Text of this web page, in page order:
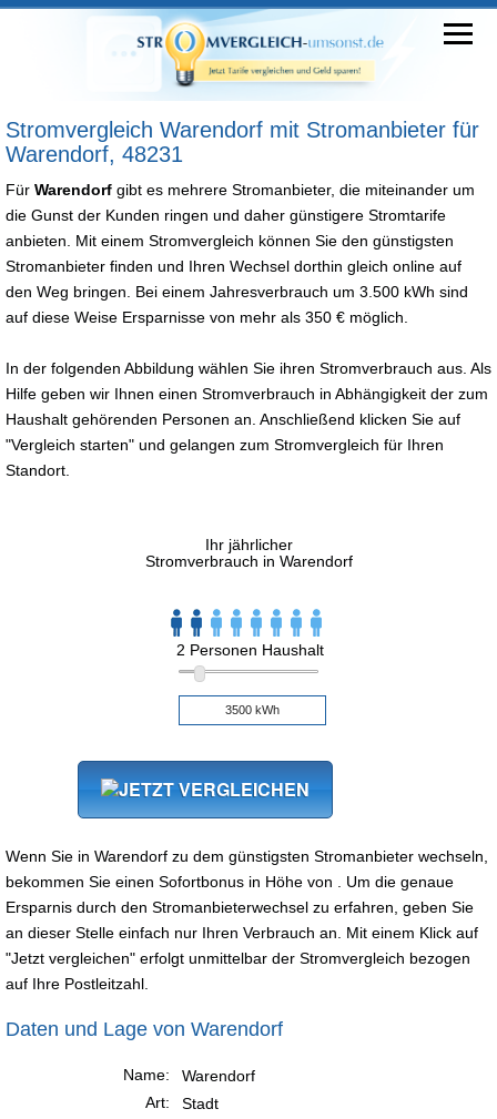
Stromvergleich Warendorf mit Stromanbieter für
Warendorf, 48231
Für Warendorf gibt es mehrere Stromanbieter, die miteinander um
die Gunst der Kunden ringen und daher günstigere Stromtarife
anbieten. Mit einem Stromvergleich können Sie den günstigsten
Stromanbieter finden und Ihren Wechsel dorthin gleich online auf
den Weg bringen. Bei einem Jahresverbrauch um 3.500 kWh sind
auf diese Weise Ersparnisse von mehr als 350 € möglich.
In der folgenden Abbildung wählen Sie ihren Stromverbrauch aus. Als
Hilfe geben wir Ihnen einen Stromverbrauch in Abhängigkeit der zum
Haushalt gehörenden Personen an. Anschließend klicken Sie auf
"Vergleich starten" und gelangen zum Stromvergleich für Ihren
Standort.
Ihr jährlicher
Stromverbrauch in Warendorf
2 Personen Haushalt
Wenn Sie in Warendorf zu dem günstigsten Stromanbieter wechseln,
bekommen Sie einen Sofortbonus in Höhe von . Um die genaue
Ersparnis durch den Stromanbieterwechsel zu erfahren, geben Sie
an dieser Stelle einfach nur Ihren Verbrauch an. Mit einem Klick auf
"Jetzt vergleichen" erfolgt unmittelbar der Stromvergleich bezogen
auf Ihre Postleitzahl.
Daten und Lage von Warendorf
Name:
Warendorf
Art:
Stadt